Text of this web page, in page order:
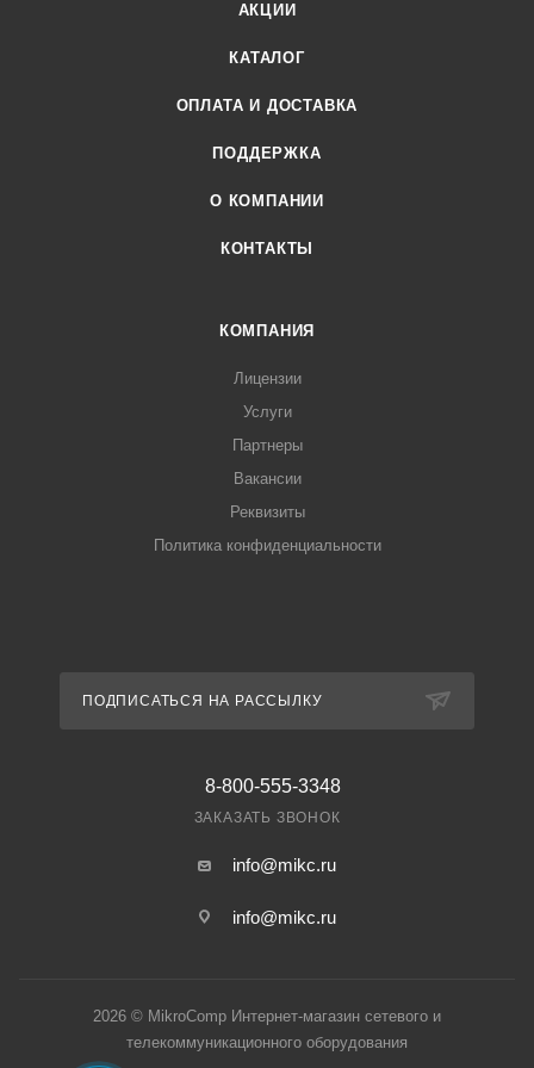
АКЦИИ
КАТАЛОГ
ОПЛАТА И ДОСТАВКА
ПОДДЕРЖКА
О КОМПАНИИ
КОНТАКТЫ
КОМПАНИЯ
Лицензии
Услуги
Партнеры
Вакансии
Реквизиты
Политика конфиденциальности
ПОДПИСАТЬСЯ НА РАССЫЛКУ
8-800-555-3348
ЗАКАЗАТЬ ЗВОНОК
info@mikc.ru
info@mikc.ru
2026 © MikroComp Интернет-магазин сетевого и
телекоммуникационного оборудования